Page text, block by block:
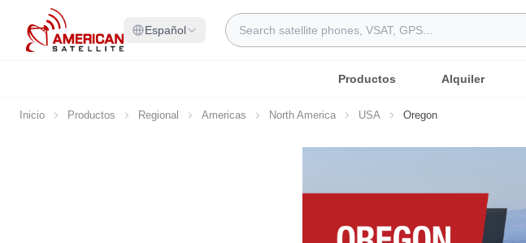
Ir al contenido
Español
Search
Productos Alquiler
Inicio Productos Regional Americas North America USA Oregon